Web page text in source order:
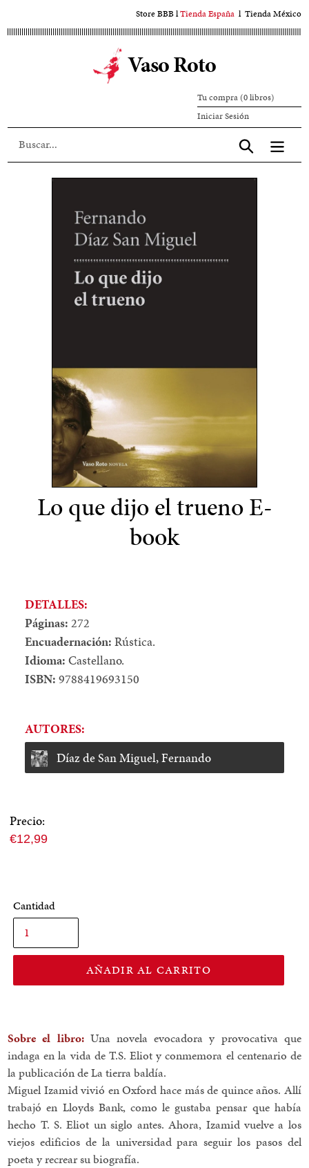
al
Store BBBlTienda España l Tienda México
Vaso Roto
Tu compra (0 libros)
Iniciar SesiónIniciar
sesión
Aceptar
Lo que dijo el trueno E-
book
DETALLES:
Páginas:272
Encuadernación:Rústica.
Idioma:Castellano.
ISBN:9788419693150
AUTORES:
Díaz de San Miguel, Fernando
Precio:
Precio
€12,99
Cantidad
AÑADIR AL CARRITO
Sobre el libro: Una novela evocadora y provocativa que
indaga en la vida de T.S. Eliot y conmemora el centenario de
la publicación de La tierra baldía.
Miguel Izamid vivió en Oxford hace más de quince años. Allí
trabajó en Lloyds Bank, como le gustaba pensar que había
hecho T. S. Eliot un siglo antes. Ahora, Izamid vuelve a los
viejos edificios de la universidad para seguir los pasos del
poeta y recrear su biografía.